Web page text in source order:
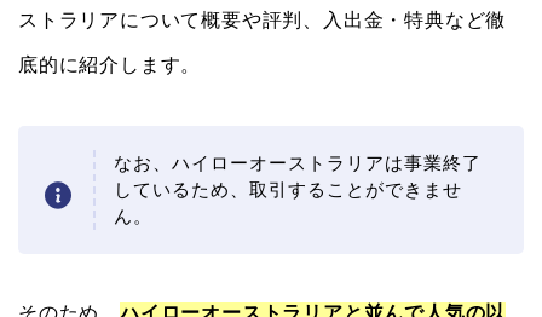
ストラリアについて概要や評判、入出金・特典など徹
底的に紹介します。
なお、ハイローオーストラリアは事業終了
しているため、取引することができませ
ん。
そのため、ハイローオーストラリアと並んで人気の以